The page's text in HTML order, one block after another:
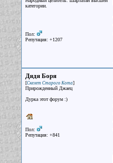
категории.
Пол:
Репутация: +1207
Дядя Боря
[Скелет Старого Кота]
Прирожденный Джаец
Дурка этот форум :)
Пол:
Репутация: +841